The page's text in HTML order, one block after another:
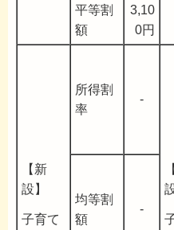
平等割
額
3,10
0円
【新
設】
子育て
所得割
率
-
均等割
額
-